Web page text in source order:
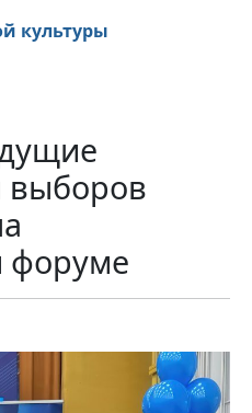
культуры
выборов